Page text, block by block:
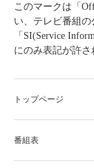
このマークは「
い、テレビ番組の
「SI(Service
にのみ表記が許さ
トップページ
番組表